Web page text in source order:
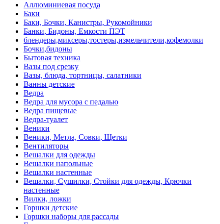
Аллюминиевая посуда
Баки
Баки, Бочки, Канистры, Рукомойники
Банки, Бидоны, Емкости ПЭТ
блендеры,миксеры,тостеры,измельчители,кофемолки
Бочки,бидоны
Бытовая техника
Вазы под срезку
Вазы, блюда, тортницы, салатники
Ванны детские
Ведра
Ведра для мусора с педалью
Ведра пищевые
Ведра-туалет
Веники
Веники, Метла, Совки, Щетки
Вентиляторы
Вешалки для одежды
Вешалки напольные
Вешалки настенные
Вешалки, Сушилки, Стойки для одежды, Крючки
настенные
Вилки, ложки
Горшки детские
Горшки наборы для рассады